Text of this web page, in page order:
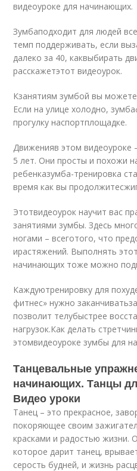
видеоуроке для начинающих.
Зумбаподходит для людей
темп поддерживать, если
далеко за 40, каквыбирать
расскажетэтот видеоурок.
Кзанятиям зумбой вы можете
Если на улице холодно,
прогулку наспортплощадке.
Движенияв этом видеоуроке
5 лет. Они просты и похожи
ребенказумба-тренировка
время как вы
Этотвидеоурок научит вас
занятиями зумбы. Здесь
ногами – всеготого, что
ирастяжений. Выполнять
начинающих тоже можно
Каждуютренировку для
фитнес» нужно
позволит телубыстрее
нагрузок.Как делать
этомвидеоуроке зумбы для
Танцевальные
начинающих. Танцы
Видео уроки
Танец – это прекрасное,
покоряющее своим
красками и радостью жизни.
которое дарит танец,
серость будней, и жизнь